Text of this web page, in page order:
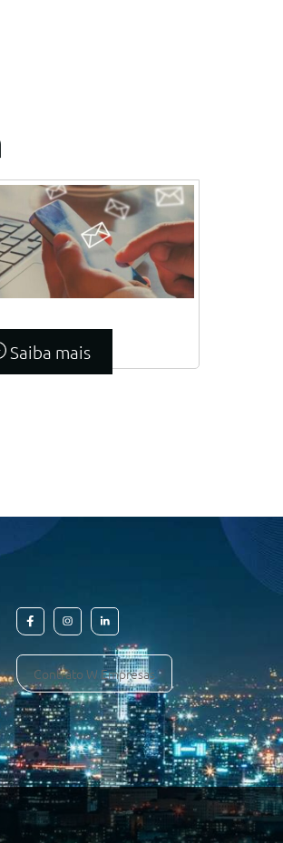
Link
Saiba mais
Contrato W Empresas